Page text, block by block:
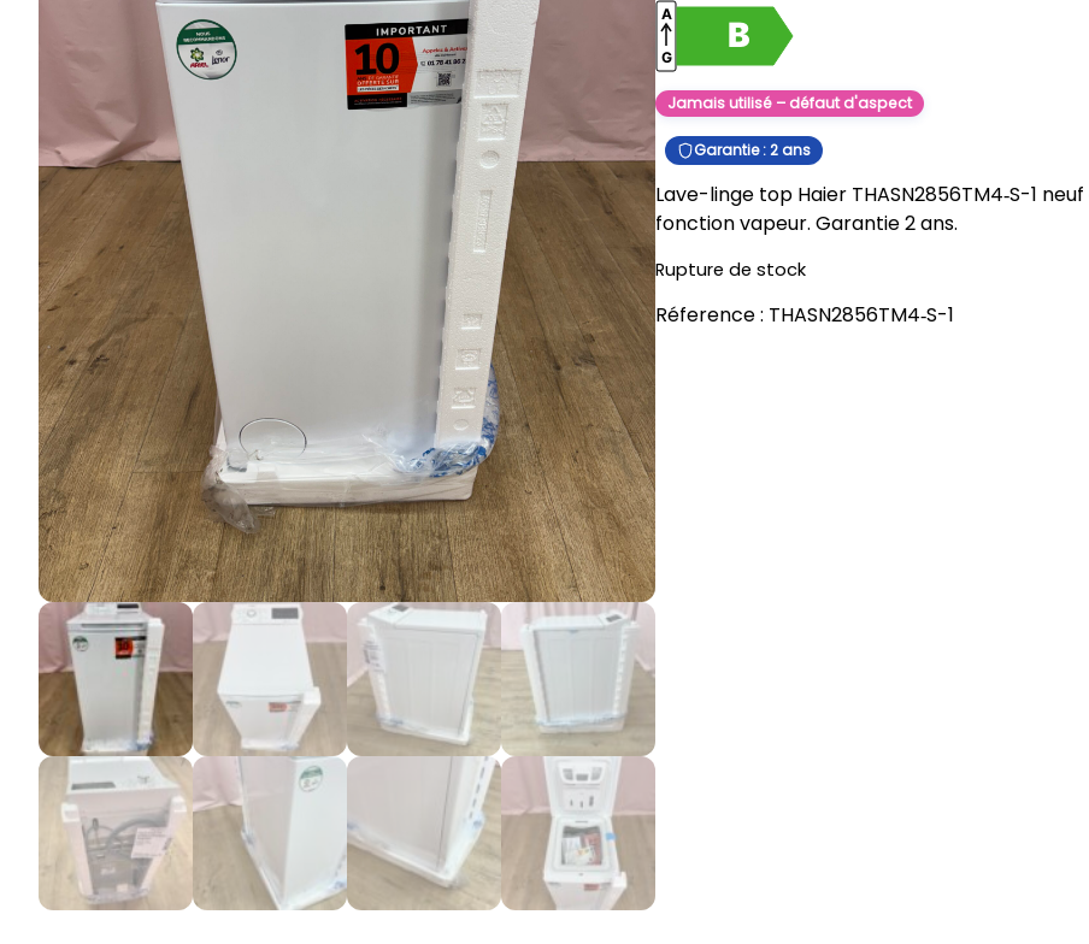
Jamais utilisé – défaut d'aspect
Garantie : 2 ans
Lave-linge top Haier THASN2856TM4‑S-1
fonction vapeur. Garantie 2 ans.
Rupture de stock
Réference : THASN2856TM4‑S-1